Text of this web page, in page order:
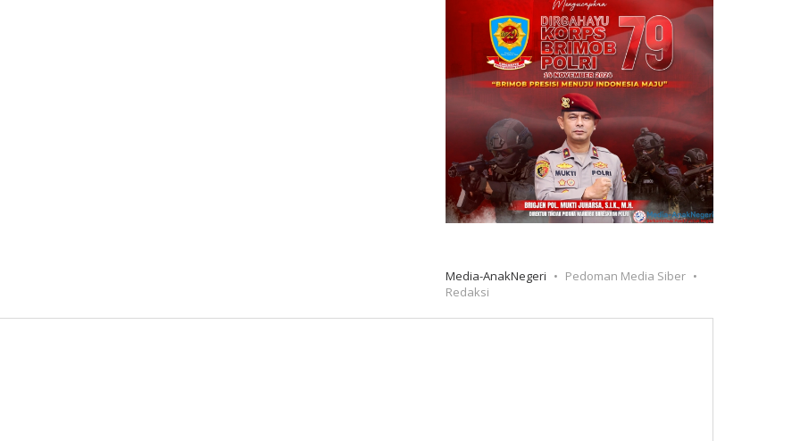
Media-AnakNegeri
Pedoman Media Siber
Redaksi